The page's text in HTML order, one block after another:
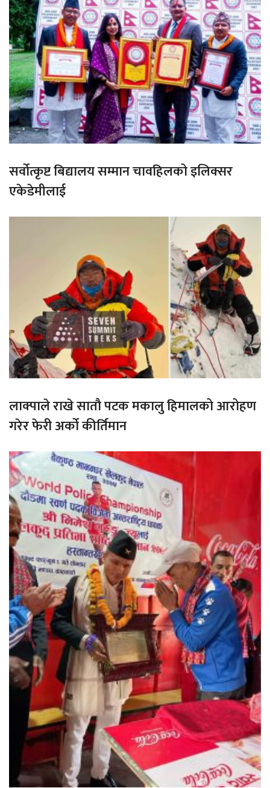
सर्वोत्कृष्ट बिद्यालय सम्मान चावहिलको इलिक्सर
एकेडेमीलाई
लाक्पाले राखे सातौ पटक मकालु हिमालको आरोहण
गरेर फेरी अर्को कीर्तिमान